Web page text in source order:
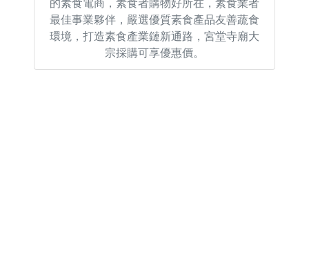
最佳事業夥伴，嚴選優質素食產品友善蔬食
環境，打造素食產業鏈新通路，宮堂寺廟大
宗採購可享優惠價。